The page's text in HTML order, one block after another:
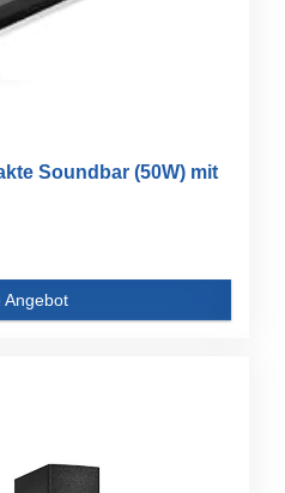
Soundbar (50W) mit
Angebot